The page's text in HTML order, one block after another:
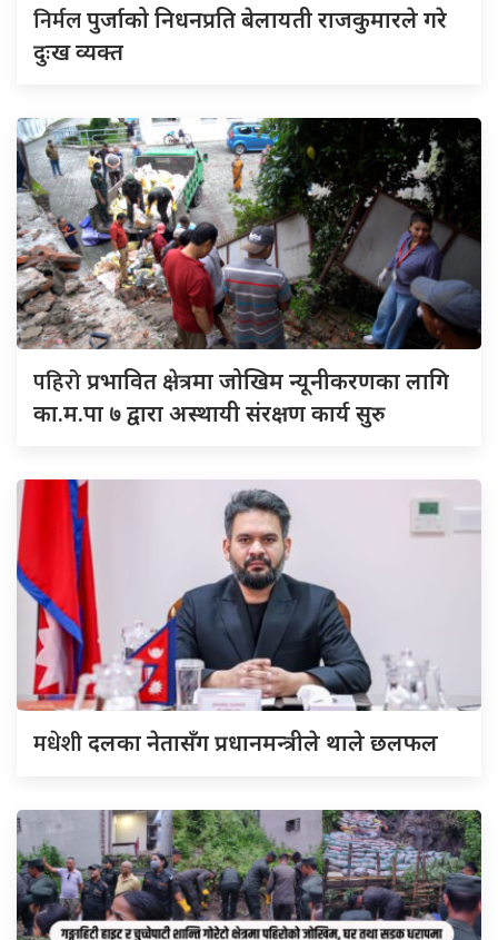
निर्मलपुर्जाको निधनप्रति बेलायती राजकुमारले गरे
दुःख व्यक्त
पहिरोप्रभावित क्षेत्रमा जोखिम न्यूनीकरणका लागि
का.म.पा ७ द्वारा अस्थायी संरक्षण कार्य सुरु
मधेशीदलका नेतासँग प्रधानमन्त्रीले थाले छलफल